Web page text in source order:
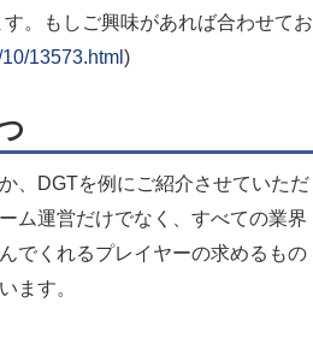
。もしご興味があれば合わせてお
13573.html)
、DGTを例にご紹介させていただ
ム運営だけでなく、すべての業界
でくれるプレイヤーの求めるもの
ます。